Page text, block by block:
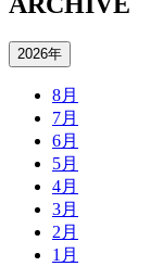
2026年
8月
7月
6月
5月
4月
3月
2月
1月